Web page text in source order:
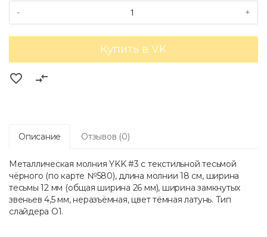
- +
Купить в VK
favorite_border compare_arrows
Описание Отзывов (0)
Металлическая молния YKK #3 с текстильной тесьмой
чёрного (по карте №580), длина молнии 18 см, ширина
тесьмы 12 мм (общая ширина 26 мм), ширина замкнутых
звеньев 4,5 мм, неразъёмная, цвет тёмная латунь. Тип
слайдера O1.